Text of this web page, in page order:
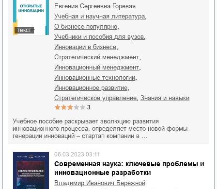
текст
Евгения Сергеевна Горевая
учебная и научная литература
о бизнесе популярно
учебники и пособия для вузов
инновации в бизнесе
стратегический менеджмент
инновационный менеджмент
инновационные технологии
инновационное развитие
стратегическое управление знания и навыки
3
Учебное пособие раскрывает эволюцию развития
инновационного процесса, определяет место новой формы
генерации инноваций – стартап компании в …
Современная наука: ключевые проблемы и
инновационные разработки
06.03.2023 03:11
Владимир Иванович Бережной